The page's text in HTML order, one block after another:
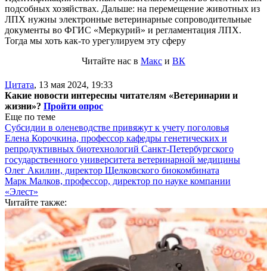
подсобных хозяйствах. Дальше: на перемещение животных из
ЛПХ нужны электронные ветеринарные сопроводительные
документы во ФГИС «Меркурий» и регламентация ЛПХ.
Тогда мы хоть как-то урегулируем эту сферу
Читайте нас в Макс и ВК
Цитата, 13 мая 2024, 19:33
Какие новости интересны читателям «Ветеринарии и
жизни»? Пройти опрос
Еще по теме
Субсидии в оленеводстве привяжут к учету поголовья
Елена Корочкина, профессор кафедры генетических и
репродуктивных биотехнологий Санкт-Петербургского
государственного университета ветеринарной медицины
Олег Акилин, директор Щелковского биокомбината
Марк Малков, профессор, директор по науке компании
«Элест»
Читайте также: